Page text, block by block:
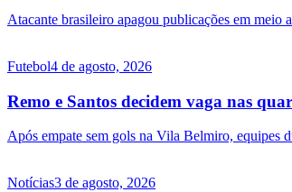
Atacante brasileiro apagou publicações em meio
Futebol4 de agosto, 2026
Remo e Santos decidem vaga nas
Após empate sem gols na Vila Belmiro, equipes
Notícias3 de agosto, 2026